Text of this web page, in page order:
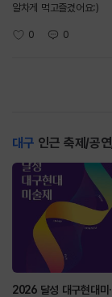
알차게 먹고즐겼어요:)
0 0
대구 인근 축제/공
2026 달성 대구